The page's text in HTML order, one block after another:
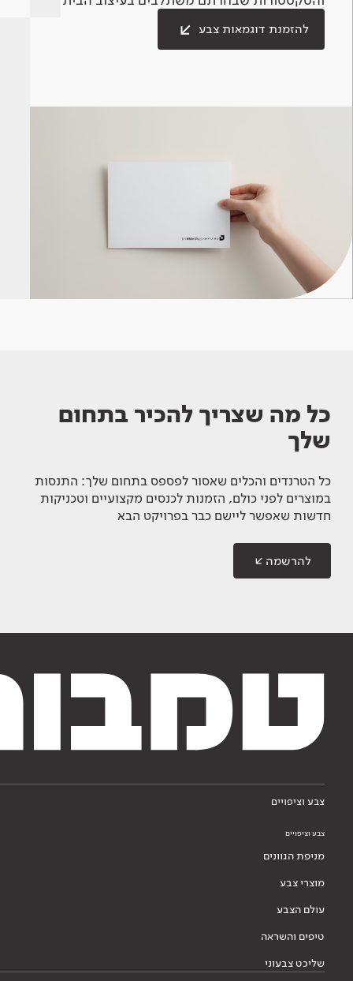
להזמנת דוגמאות צבע
כל מה שצריך להכיר בתחום
שלך
כל הטרנדים והכלים שאסור לפספס בתחום שלך: התנסות
במוצרים לפני כולם, הזמנות לכנסים מקצועיים וטכניקות
חדשות שאפשר ליישם כבר בפרויקט הבא
להרשמה
צבע וציפויים
צבע וציפויים
מניפת הגוונים
מוצרי צבע
עולם הצבע
טיפים והשראה
שליכט צבעוני